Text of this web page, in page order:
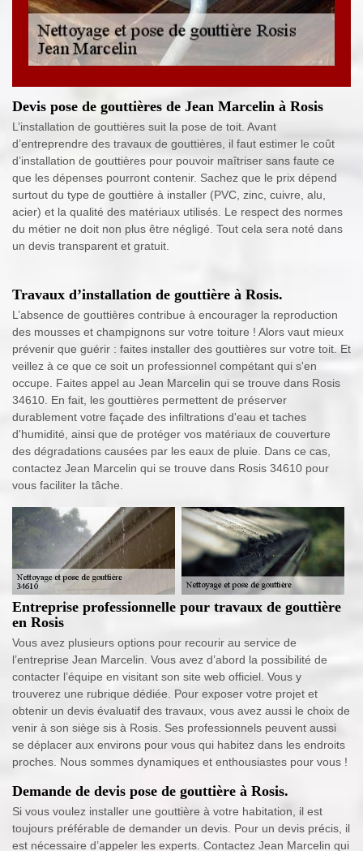
Devis pose de gouttières de Jean Marcelin à Rosis
L’installation de gouttières suit la pose de toit. Avant
d’entreprendre des travaux de gouttières, il faut estimer le coût
d’installation de gouttières pour pouvoir maîtriser sans faute ce
que les dépenses pourront contenir. Sachez que le prix dépend
surtout du type de gouttière à installer (PVC, zinc, cuivre, alu,
acier) et la qualité des matériaux utilisés. Le respect des normes
du métier ne doit non plus être négligé. Tout cela sera noté dans
un devis transparent et gratuit.
Travaux d’installation de gouttière à Rosis.
L’absence de gouttières contribue à encourager la reproduction
des mousses et champignons sur votre toiture ! Alors vaut mieux
prévenir que guérir : faites installer des gouttières sur votre toit. Et
veillez à ce que ce soit un professionnel compétant qui s'en
occupe. Faites appel au Jean Marcelin qui se trouve dans Rosis
34610. En fait, les gouttières permettent de préserver
durablement votre façade des infiltrations d'eau et taches
d'humidité, ainsi que de protéger vos matériaux de couverture
des dégradations causées par les eaux de pluie. Dans ce cas,
contactez Jean Marcelin qui se trouve dans Rosis 34610 pour
vous faciliter la tâche.
Entreprise professionnelle pour travaux de gouttière
en Rosis
Vous avez plusieurs options pour recourir au service de
l’entreprise Jean Marcelin. Vous avez d’abord la possibilité de
contacter l’équipe en visitant son site web officiel. Vous y
trouverez une rubrique dédiée. Pour exposer votre projet et
obtenir un devis évaluatif des travaux, vous avez aussi le choix de
venir à son siège sis à Rosis. Ses professionnels peuvent aussi
se déplacer aux environs pour vous qui habitez dans les endroits
proches. Nous sommes dynamiques et enthousiastes pour vous !
Demande de devis pose de gouttière à Rosis.
Si vous voulez installer une gouttière à votre habitation, il est
toujours préférable de demander un devis. Pour un devis précis, il
est nécessaire d’appeler les experts. Contactez Jean Marcelin qui